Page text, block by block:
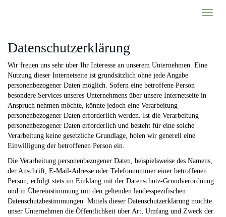
Toggle
Datenschutzerklärung
Wir freuen uns sehr über Ihr Interesse an unserem Unternehmen. Eine
Nutzung dieser Internetseite ist grundsätzlich ohne jede Angabe
personenbezogener Daten möglich. Sofern eine betroffene Person
besondere Services unseres Unternehmens über unsere Internetseite in
Anspruch nehmen möchte, könnte jedoch eine Verarbeitung
personenbezogener Daten erforderlich werden. Ist die Verarbeitung
personenbezogener Daten erforderlich und besteht für eine solche
Verarbeitung keine gesetzliche Grundlage, holen wir generell eine
Einwilligung der betroffenen Person ein.
Die Verarbeitung personenbezogener Daten, beispielsweise des Namens,
der Anschrift, E-Mail-Adresse oder Telefonnummer einer betroffenen
Person, erfolgt stets im Einklang mit der Datenschutz-Grundverordnung
und in Übereinstimmung mit den geltenden landesspezifischen
Datenschutzbestimmungen. Mittels dieser Datenschutzerklärung möchte
unser Unternehmen die Öffentlichkeit über Art, Umfang und Zweck der